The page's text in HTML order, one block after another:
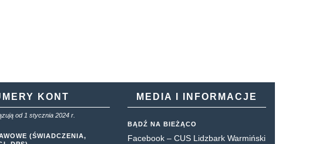
KONT
od 1 stycznia 2024 r.
(ŚWIADCZENIA,
MEDIA I INFORMACJE
BĄDŹ NA BIEŻĄCO
Facebook – CUS Lidzbark Warmiński